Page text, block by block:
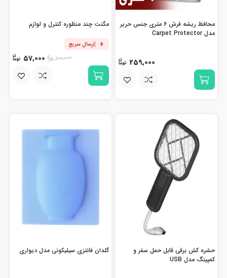
محافظ ریشه فرش 6 متری جنس حریر
مدل Carpet Protector
259,000
مگنت چند منظوره کنترل و لوازم
ارسال سریع
100,000
57,000
حشره کش برقی قابل حمل سفر و
کمپینگ مدل USB
گلدان فانتزی سیلیکونی مدل دیواری